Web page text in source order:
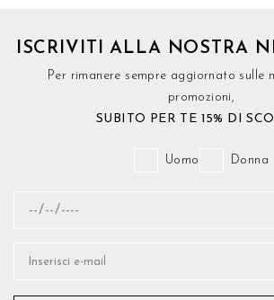
ISCRIVITI ALLA NOSTRA
Per rimanere sempre aggiornato sulle
promozioni,
SUBITO PER TE 15% DI
Uomo Donna